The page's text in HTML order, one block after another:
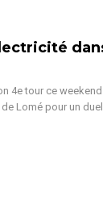
4e tour ce
Lomé pour un duel